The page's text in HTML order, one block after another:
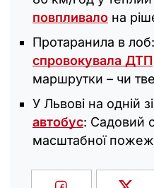
повпливало на
Протаранила в
спровокувала ДТП
маршрутки – чи
У Львові на одній
автобус: Садовий
масштабної